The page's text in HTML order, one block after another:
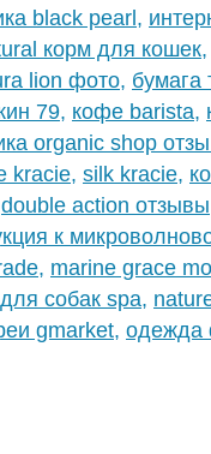
black pearl,
корм для кошек
lion фото, бумага
79, кофе barista,
organic shop
kracie, silk kracie,
double action отзывы
к
, marine grace
собак spa,
gmarket, одежда